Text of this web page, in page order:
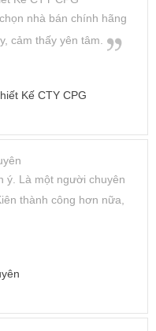
nhà bán chính hãng
cảm thấy yên tâm.
Kế CTY CPG
ý. Là một người chuyên
thành công hơn nữa,